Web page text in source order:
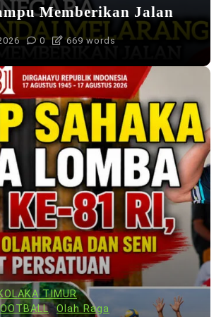
Memberikan Jalan
0 669 words
TIMUR
Olah Raga